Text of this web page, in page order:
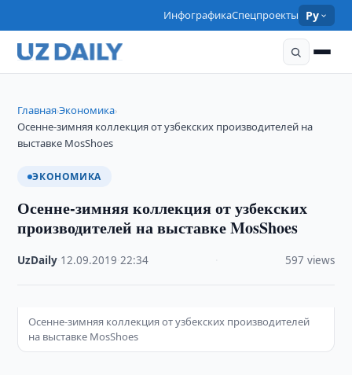
ИнфографикаСпецпроекты Ру
Главная›Экономика›
Осенне-зимняя коллекция от узбекских производителей на
выставке MosShoes
ЭКОНОМИКА
Осенне-зимняя коллекция от узбекских
производителей на выставке MosShoes
UzDaily 12.09.2019 ·22:34 597 views
Осенне-зимняя коллекция от узбекских производителей
на выставке MosShoes